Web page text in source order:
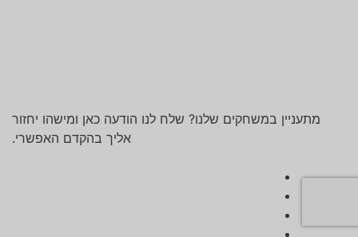
מתעניין במשחקים שלנו? שלח לנו הודעה כאן ומישהו יחזור
אליך בהקדם האפשרי.